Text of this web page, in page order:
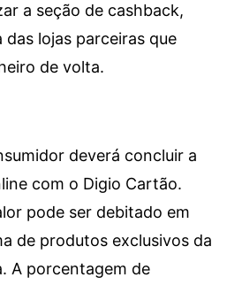
a seção de cashback,
das lojas parceiras que
de volta.
deverá concluir a
com o Digio Cartão.
pode ser debitado em
de produtos exclusivos da
A porcentagem de